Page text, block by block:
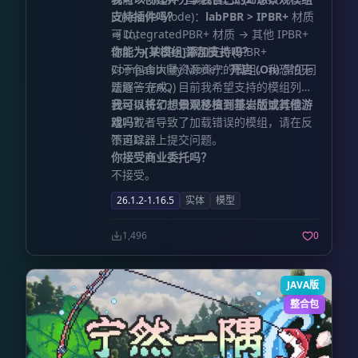
Emissive Mode)： labPBR > IPBR+ 材质
→ IntegratedPBR+ 材质 → 其他 IPBR+
功能 → IPBR+ 兼容模式 (IPBR+
Compatibility Mode)：开启 (On)常见问
题解答 (FAQ)
支持插件吗？
可以。
你能为[某模组]添加支持吗？
对于包含大量资源资产的模组，我恐怕无
法逐一完成。目前我希望支持的模组列表
已经很长了。如果是资源较少的流行模
组，或者导致了加载错误的模组，请在反
馈追踪器上提交问题。
我可以将幻想景观移植到基岩版或其他游
戏吗？
不可以。
你接受商业委托吗？
不接受。
26.1.2-1.16.5 实体 模型
1,496 0
JAVA版
整合包